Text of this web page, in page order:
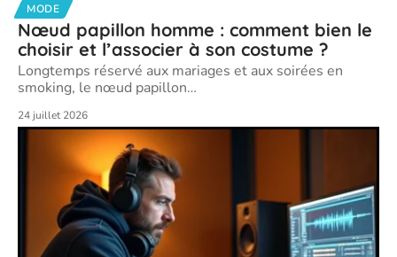
MODE
Nœud papillon homme : comment bien le
choisir et l’associer à son costume ?
Longtemps réservé aux mariages et aux soirées en
smoking, le nœud papillon…
24 juillet 2026